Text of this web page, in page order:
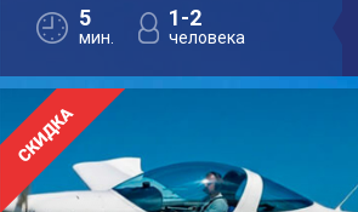
5
мин.
1-2
человека